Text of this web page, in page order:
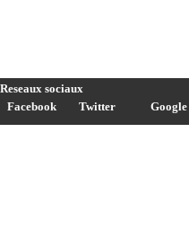
Reseaux sociaux
Facebook
Twitter Google